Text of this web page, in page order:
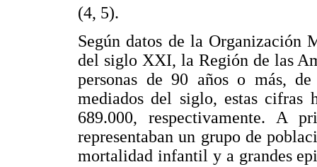
(4, 5).
Según datos de la Organización
del siglo XXI, la Región de las
personas de 90 años o más,
mediados del siglo, estas cifras
689.000, respectivamente. A
representaban un grupo de
mortalidad infantil y a grandes